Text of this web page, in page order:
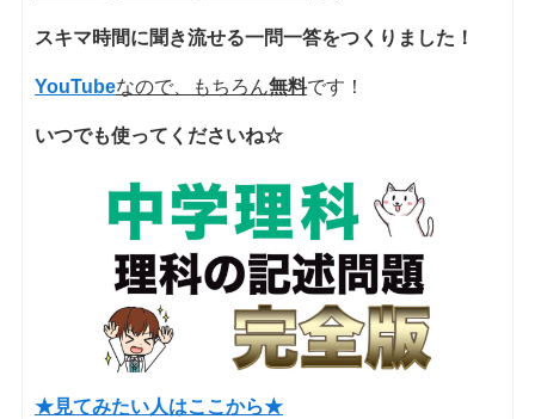
スキマ時間に聞き流せる一問一答をつくりました！
YouTubeなので、もちろん無料です！
いつでも使ってくださいね☆
★見てみたい人はここから★